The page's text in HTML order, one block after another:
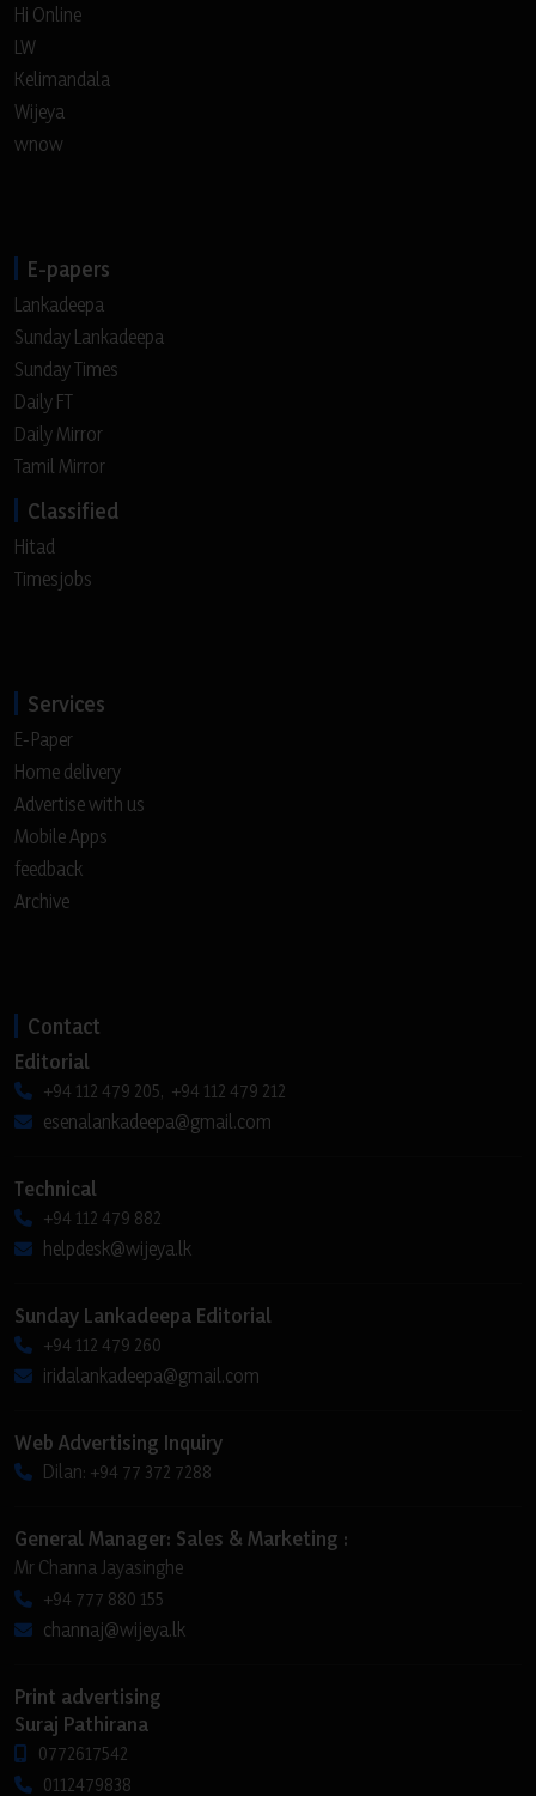
Hi Online
LW
Kelimandala
Wijeya
wnow
E-papers
Lankadeepa
Sunday Lankadeepa
Sunday Times
Daily FT
Daily Mirror
Tamil Mirror
Classified
Hitad
Timesjobs
Services
E-Paper
Home delivery
Advertise with us
Mobile Apps
feedback
Archive
Contact
Editorial
+94 112 479 205, +94 112 479 212
esenalankadeepa@gmail.com
Technical
+94 112 479 882
helpdesk@wijeya.lk
Sunday Lankadeepa Editorial
+94 112 479 260
iridalankadeepa@gmail.com
Web Advertising Inquiry
Dilan: +94 77 372 7288
General Manager: Sales & Marketing :
Mr Channa Jayasinghe
+94 777 880 155
channaj@wijeya.lk
Print advertising
Suraj Pathirana
0772617542
0112479838